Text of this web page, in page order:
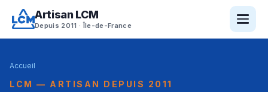
Artisan LCM
Depuis 2011 · Île-de-France
Accueil
LCM — ARTISAN DEPUIS 2011